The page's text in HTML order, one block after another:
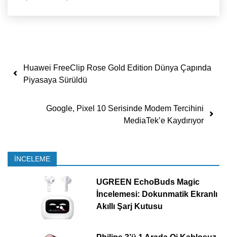
Yazı dolaşımı
Huawei FreeClip Rose Gold Edition Dünya Çapında
Piyasaya Sürüldü
Google, Pixel 10 Serisinde Modem Tercihini
MediaTek’e Kaydırıyor
İNCELEME
UGREEN EchoBuds Magic
İncelemesi: Dokunmatik Ekranlı
Akıllı Şarj Kutusu